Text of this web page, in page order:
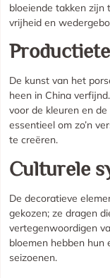
bloeiende takken zijn
vrijheid en
De kunst van het
heen in China
voor de kleuren en
essentieel om zo’n
te creëren.
Culturele
De decoratieve
gekozen; ze dragen
vertegenwoordigen
bloemen hebben hun
seizoenen.